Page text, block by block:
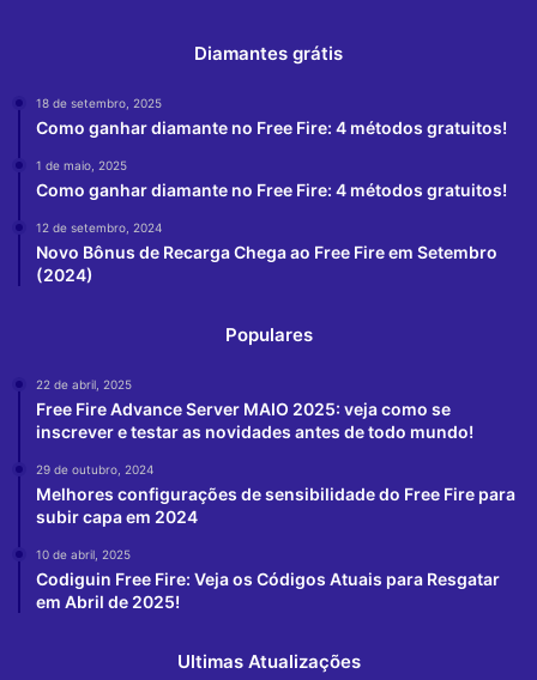
Diamantes grátis
18 de setembro, 2025
Como ganhar diamante no Free Fire: 4 métodos gratuitos!
1 de maio, 2025
Como ganhar diamante no Free Fire: 4 métodos gratuitos!
12 de setembro, 2024
Novo Bônus de Recarga Chega ao Free Fire em Setembro
(2024)
Populares
22 de abril, 2025
Free Fire Advance Server MAIO 2025: veja como se
inscrever e testar as novidades antes de todo mundo!
29 de outubro, 2024
Melhores configurações de sensibilidade do Free Fire para
subir capa em 2024
10 de abril, 2025
Codiguin Free Fire: Veja os Códigos Atuais para Resgatar
em Abril de 2025!
Ultimas Atualizações